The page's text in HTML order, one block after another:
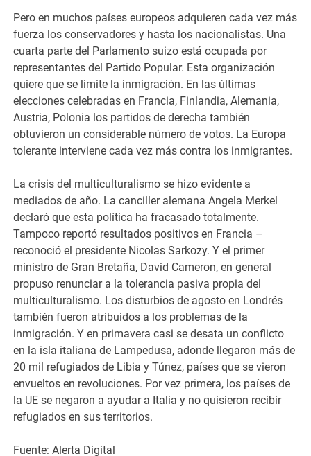
Pero en muchos países europeos adquieren cada vez más
fuerza los conservadores y hasta los nacionalistas. Una
cuarta parte del Parlamento suizo está ocupada por
representantes del Partido Popular. Esta organización
quiere que se limite la inmigración. En las últimas
elecciones celebradas en Francia, Finlandia, Alemania,
Austria, Polonia los partidos de derecha también
obtuvieron un considerable número de votos. La Europa
tolerante interviene cada vez más contra los inmigrantes.
La crisis del multiculturalismo se hizo evidente a
mediados de año. La canciller alemana Angela Merkel
declaró que esta política ha fracasado totalmente.
Tampoco reportó resultados positivos en Francia –
reconoció el presidente Nicolas Sarkozy. Y el primer
ministro de Gran Bretaña, David Cameron, en general
propuso renunciar a la tolerancia pasiva propia del
multiculturalismo. Los disturbios de agosto en Londrés
también fueron atribuidos a los problemas de la
inmigración. Y en primavera casi se desata un conflicto
en la isla italiana de Lampedusa, adonde llegaron más de
20 mil refugiados de Libia y Túnez, países que se vieron
envueltos en revoluciones. Por vez primera, los países de
la UE se negaron a ayudar a Italia y no quisieron recibir
refugiados en sus territorios.
Fuente: Alerta Digital